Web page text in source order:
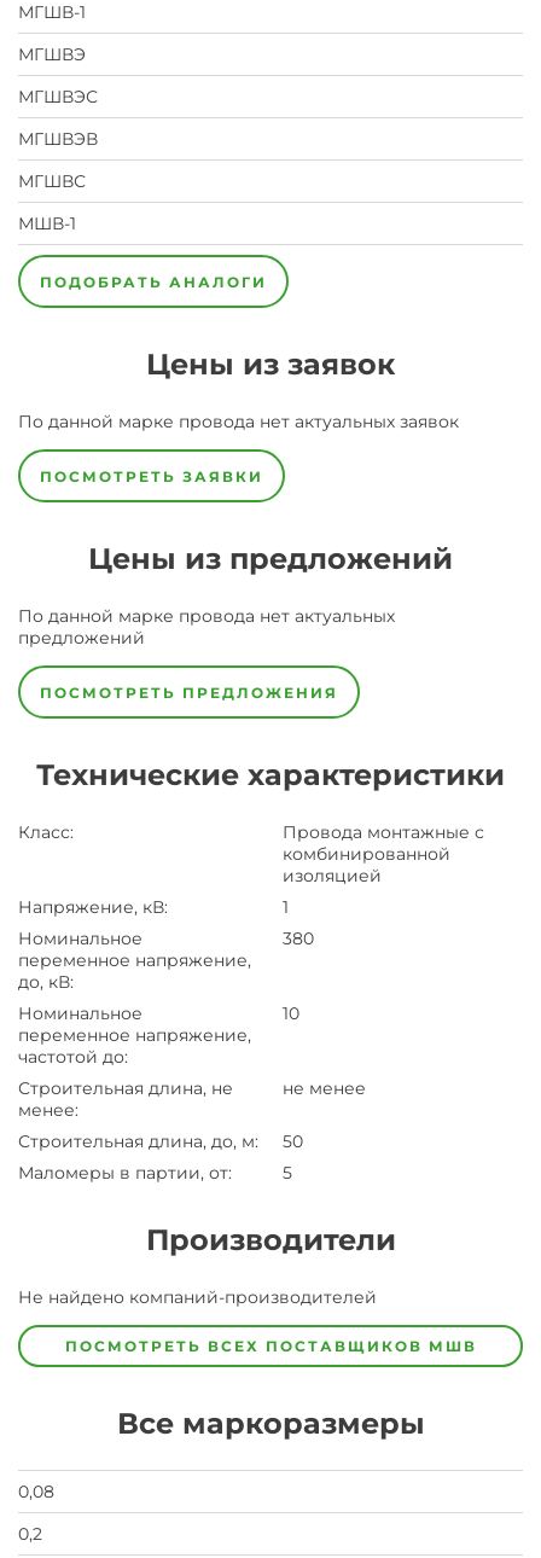
МГШВ-1
МГШВЭ
МГШВЭС
МГШВЭВ
МГШВС
МШВ-1
ПОДОБРАТЬ АНАЛОГИ
Цены из заявок
По данной марке провода нет актуальных заявок
ПОСМОТРЕТЬ ЗАЯВКИ
Цены из предложений
По данной марке провода нет актуальных
предложений
ПОСМОТРЕТЬ ПРЕДЛОЖЕНИЯ
Технические характеристики
Класс:
Провода монтажные с
комбинированной
изоляцией
Напряжение, кВ:
1
Номинальное
переменное напряжение,
до, кВ:
380
Номинальное
переменное напряжение,
частотой до:
10
Строительная длина, не
менее:
не менее
Строительная длина, до, м:
50
Маломеры в партии, от: 5
Производители
ЗаводЗавод-
предпочел
скрыть
завод
Не найдено компаний-производителей
ПОСМОТРЕТЬ ВСЕХ ПОСТАВЩИКОВ МШВ
Все маркоразмеры
0,08
0,2